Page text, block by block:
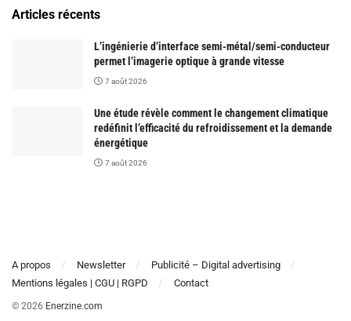
Articles récents
L’ingénierie d’interface semi-métal/semi-conducteur
permet l’imagerie optique à grande vitesse
7 août 2026
Une étude révèle comment le changement climatique
redéfinit l’efficacité du refroidissement et la demande
énergétique
7 août 2026
A propos Newsletter
Publicité – Digital advertising
Mentions légales | CGU | RGPD
Contact
© 2026 Enerzine.com